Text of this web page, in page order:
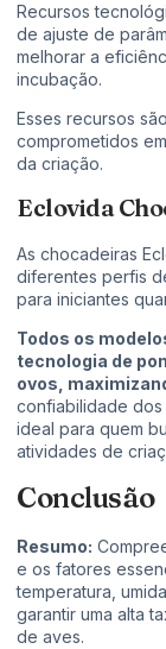
Recursos
de ajuste de
melhorar a
incubação.
Esses recursos
comprometidos
da criação.
Eclovida
As chocadeiras
diferentes perfis
para iniciantes
Todos os
tecnologia de
ovos,
confiabilidade
ideal para quem
atividades de
Conclusão
Resumo:
e os fatores
temperatura,
garantir uma alta
de aves.